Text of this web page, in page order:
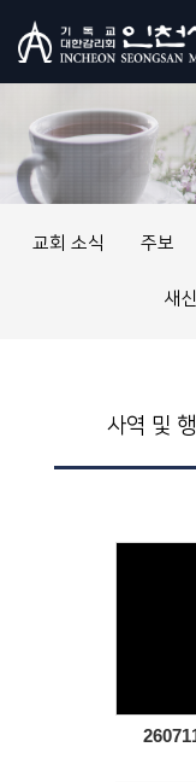
교회 소식 주보
새
사역 및